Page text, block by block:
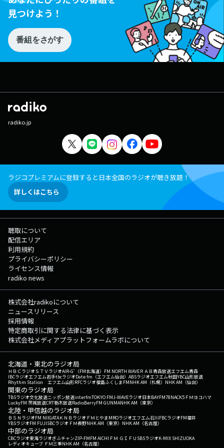
見つけよう！
番組をさがす
radiko.jp
ラジコプレミアムに登録すると日本全国のラジオが聴き放題！
詳しくはこちら
聴取について
配信エリア
利用規約
プライバシーポリシー
ライセンス情報
radiko news
株式会社radikoについて
ニュースリリース
採用情報
特定商取引に関する法律に基づく表示
株式会社メディアプラットフォームラボについて
北海道・東北のラジオ局
ＨＢＣラジオＳＴＶラジオAIR-G'（FM北海道） FM NORTH WAVEＲＡＢ青森放送エフエム青森
IBCラジオエフエム岩手tbcラジオDate fm（エフエム仙台） ABSラジオエフエム秋田YBC山形放送
Rhythm Station エフエム山形RFCラジオ福島ふくしまFMNHK AM（札幌） NHK AM（仙台）
関東のラジオ局
TBSラジオ文化放送ニッポン放送interfmTOKYO FMJ-WAVEラジオ日本BAYFM78NACK5 ＦＭヨコハマ
LuckyFM 茨城放送CRT栃木放送RadioBerryFM GUNMANHK AM（東京）
北陸・甲信越のラジオ局
ＢＳＮラジオFM NIIGATAＫＮＢラジオ ＦＭとやまMROラジオエフエム石川FBCラジオFM福井
YBSラジオFM FUJISBCラジオ ＦＭ長野NHK AM（東京） NHK AM（名古屋）
中部のラジオ局
CBCラジオ東海ラジオぎふチャンZIP-FMFM AICHI ＦＭ ＧＩＦＵ SBSラジオK-MIX SHIZUOKA
レディオキューブ ＦＭ三重NHK AM（名古屋）